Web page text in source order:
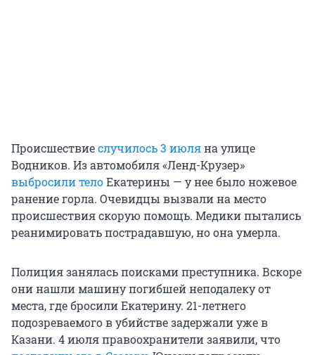
Происшествиеслучилось 3 июляна улице
Водников. Из автомобиля «Ленд-Крузер»
выбросили телоЕкатерины — у нее было ножевое
ранение горла. Очевидцы вызвали на место
происшествия скорую помощь. Медики пытались
реанимировать пострадавшую, но она умерла.
Полиция занялась поисками преступника. Вскоре
они нашли машину погибшей неподалеку от
места, где бросили Екатерину. 21-летнего
подозреваемого в убийстве задержали уже в
Казани. 4 июля правоохранители заявили, что